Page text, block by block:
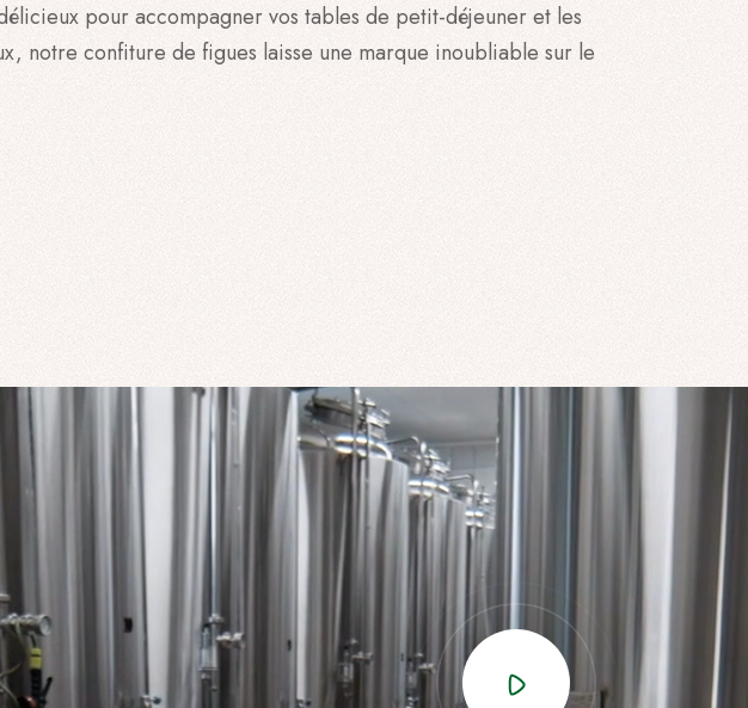
pour accompagner vos tables de petit-déjeuner et les
notre confiture de figues laisse une marque inoubliable sur le